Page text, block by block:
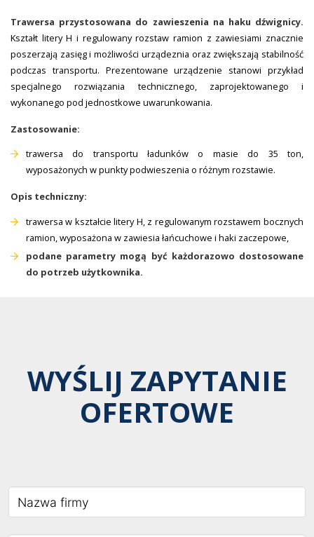
Trawersa przystosowana do zawieszenia na haku dźwignicy.
Kształt litery H i regulowany rozstaw ramion z zawiesiami znacznie
poszerzają zasięg i możliwości urządeznia oraz zwiększają stabilność
podczas transportu. Prezentowane urządzenie stanowi przykład
specjalnego rozwiązania technicznego, zaprojektowanego i
wykonanego pod jednostkowe uwarunkowania.
Zastosowanie:
trawersa do transportu ładunków o masie do 35 ton,
wyposażonych w punkty podwieszenia o różnym rozstawie.
Opis techniczny:
trawersa w kształcie litery H, z regulowanym rozstawem bocznych
ramion, wyposażona w zawiesia łańcuchowe i haki zaczepowe,
podane parametry mogą być każdorazowo dostosowane
do potrzeb użytkownika.
WYŚLIJ ZAPYTANIE
OFERTOWE